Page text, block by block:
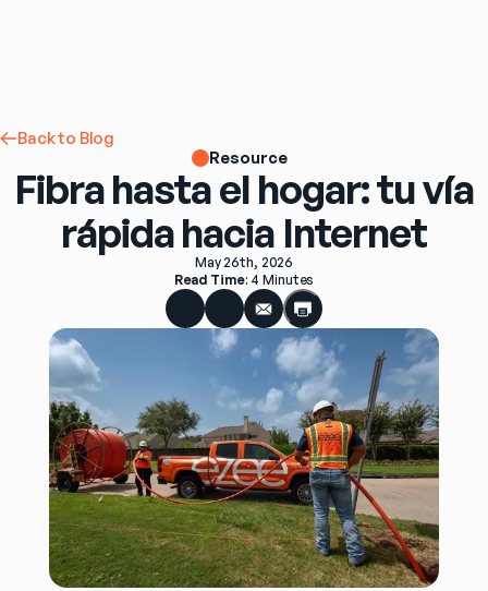
Back to Blog
Resource
Fibra hasta el hogar: tu vía
rápida hacia Internet
May 26th, 2026
Read Time: 4 Minutes